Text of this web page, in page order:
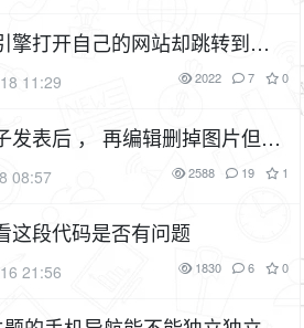
擎打开自己的网站却跳转到其
11:29 2022 7 0
辑删掉图片但是
的图片并没有没有被删掉，有
08:57 2588 19 1
这段代码是否有问题
21:56 1830 6 0